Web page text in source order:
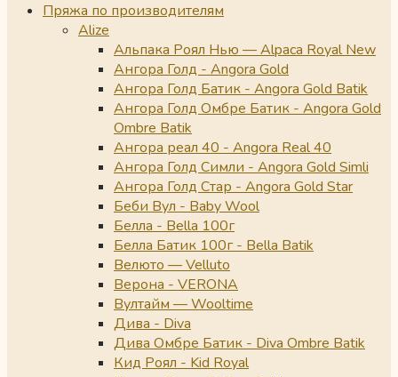
Пряжа по производителям
Alize
Альпака Роял Нью — Alpaca Royal New
Ангора Голд - Angora Gold
Ангора Голд Батик - Angora Gold Batik
Ангора Голд Омбре Батик - Angora Gold
Ombre Batik
Ангора реал 40 - Angora Real 40
Ангора Голд Симли - Angora Gold Simli
Ангора Голд Стар - Angora Gold Star
Беби Вул - Baby Wool
Белла - Bella 100г
Белла Батик 100г - Bella Batik
Велюто — Velluto
Верона - VERONA
Вултайм — Wooltime
Дива - Diva
Дива Омбре Батик - Diva Ombre Batik
Кид Роял - Kid Royal